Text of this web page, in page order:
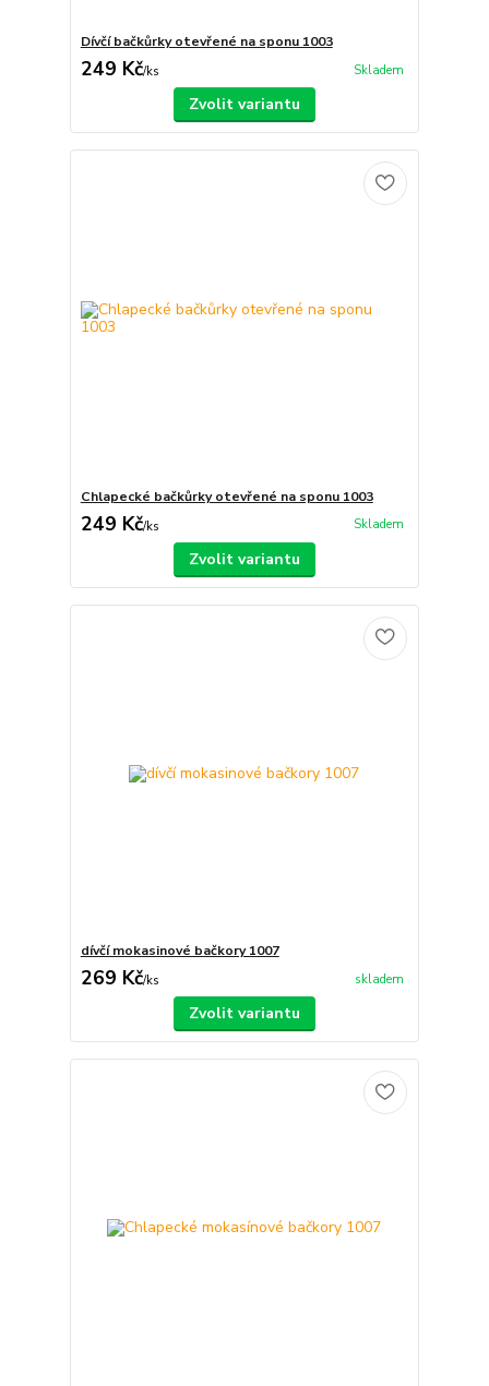
Dívčí bačkůrky otevřené na sponu 1003
249 Kč/ks Skladem
Zvolit variantu
Chlapecké bačkůrky otevřené na sponu 1003
249 Kč/ks Skladem
Zvolit variantu
dívčí mokasinové bačkory 1007
269 Kč/ks skladem
Zvolit variantu